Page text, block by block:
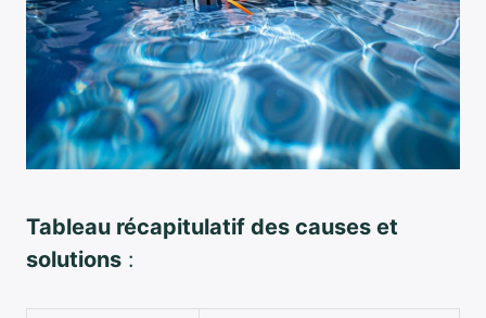
Tableau récapitulatif des causes et
solutions :